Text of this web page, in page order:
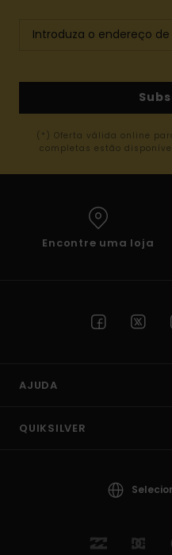
(*) Oferta válida online
completas estão
Encontre uma loja
AJUDA
QUIKSILVER